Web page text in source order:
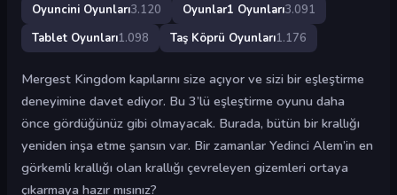
Oyuncini Oyunları3.120 Oyunlar1 Oyunları3.091
Tablet Oyunları1.098 Taş Köprü Oyunları1.176
Mergest Kingdom kapılarını size açıyor ve sizi bir eşleştirme
deneyimine davet ediyor. Bu 3’lü eşleştirme oyunu daha
önce gördüğünüz gibi olmayacak. Burada, bütün bir krallığı
yeniden inşa etme şansın var. Bir zamanlar Yedinci Alem’in en
görkemli krallığı olan krallığı çevreleyen gizemleri ortaya
çıkarmaya hazır mısınız?